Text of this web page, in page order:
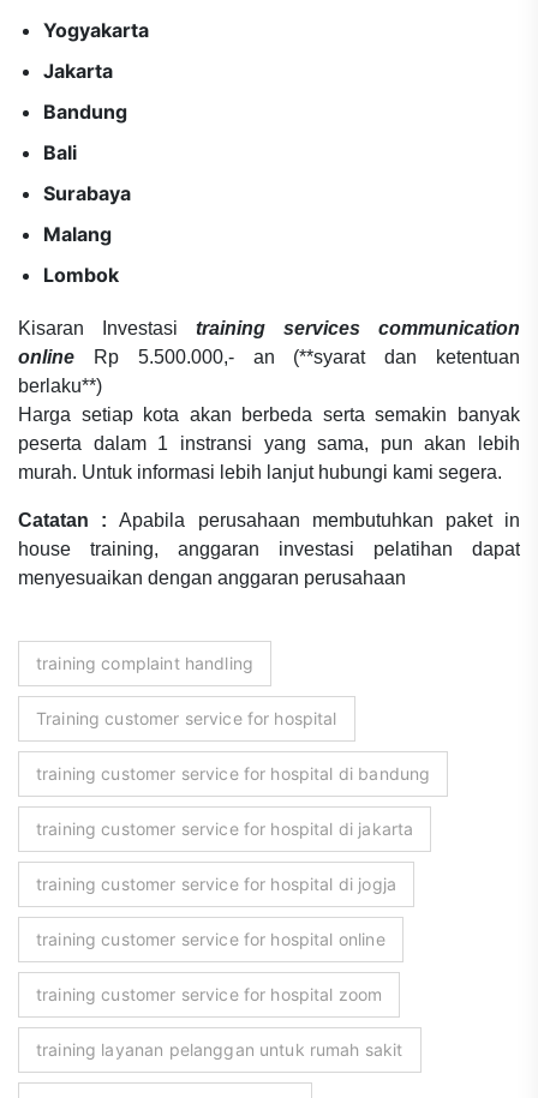
Yogyakarta
Jakarta
Bandung
Bali
Surabaya
Malang
Lombok
Kisaran Investasi training services communication
online
Rp 5.500.000,- an (**syarat dan ketentuan
berlaku**)
Harga setiap kota akan berbeda serta semakin banyak
peserta dalam 1 instransi yang sama, pun akan lebih
murah. Untuk informasi lebih lanjut hubungi kami segera.
Catatan : Apabila perusahaan membutuhkan paket in
house training, anggaran investasi pelatihan dapat
menyesuaikan dengan anggaran perusahaan
training complaint handling
Training customer service for hospital
training customer service for hospital di bandung
training customer service for hospital di jakarta
training customer service for hospital di jogja
training customer service for hospital online
training customer service for hospital zoom
training layanan pelanggan untuk rumah sakit